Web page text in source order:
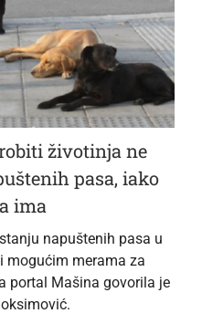
životinja ne
pasa, iako
ima
napuštenih pasa u
mogućim merama za
portal Mašina govorila je